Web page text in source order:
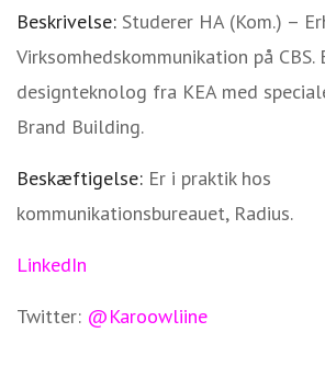
Beskrivelse: Studerer HA (Kom.) –
Virksomhedskommunikation på CBS.
designteknolog fra KEA med
Brand Building.
Beskæftigelse: Er i praktik hos
kommunikationsbureauet, Radius.
LinkedIn
Twitter: @Karoowliine